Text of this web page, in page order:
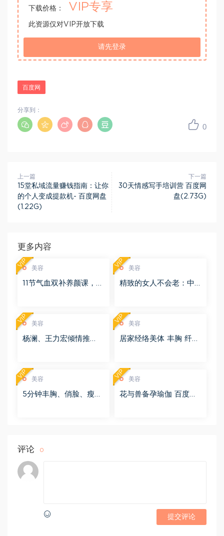
下载价格： VIP专享
此资源仅对VIP开放下载
请先登录
百度网
0
分享到：
上一篇
15堂私域流量赚钱指南：让你
的个人变成提款机- 百度网盘
(1.22G)
下一篇
30天情感写手培训营 百度网
盘(2.73G)
更多内容
美容
11节气血双补养颜课，让
VIP 美容
精致的女人不会老：中
度网盘(1.00G)
VIP
美容
杨澜、王力宏倾情推
百度网盘(3.70G)
VIP 美容
居家经络美体 丰胸 纤体
VIP
美容
5分钟丰胸、俏脸、瘦
VIP 美容
花与兽备孕瑜伽 百度网
VIP
评论 0
提交评论